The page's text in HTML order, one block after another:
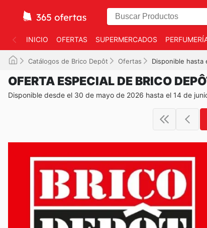
INICIO OFERTAS SUPERMERCADOS
Catálogos de Brico Depôt Ofertas Disponible hasta
OFERTA ESPECIAL DE BRICO
Disponible desde el 30 de mayo de 2026 hasta el 14 de